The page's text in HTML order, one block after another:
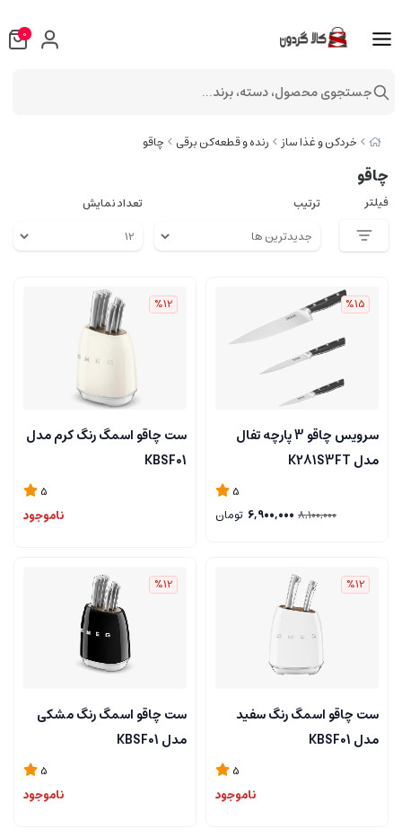
خردکن و غذا ساز رنده و قطعه‌کن برقی چاقو
چاقو
فیلتر ترتیب تعداد نمایش
%15
سرویس چاقو 3 پارچه تفال
مدل K281S3FT
5
8,100,000
6,900,000 تومان
%12
ست چاقو اسمگ رنگ کرم مدل
KBSF01
5
ناموجود
%12
ست چاقو اسمگ رنگ سفید
مدل KBSF01
5
ناموجود
%12
ست چاقو اسمگ رنگ مشکی
مدل KBSF01
5
ناموجود
0
جستجوی محصول، دسته، برند...